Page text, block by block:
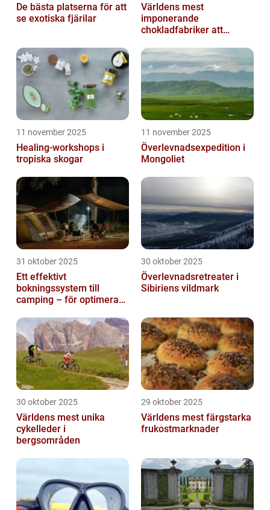
De bästa platserna för att
se exotiska fjärilar
Världens mest
imponerande
chokladfabriker att
11 november 2025
Healing-workshops i
tropiska skogar
11 november 2025
Överlevnadsexpedition i
Mongoliet
31 oktober 2025
Ett effektivt
bokningssystem till
camping – för optimerad
30 oktober 2025
Överlevnadsretreater i
Sibiriens vildmark
30 oktober 2025
Världens mest unika
cykelleder i
bergsområden
29 oktober 2025
Världens mest färgstarka
frukostmarknader